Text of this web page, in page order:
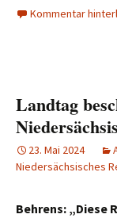
Kommentar
Landtag
23. Mai 2024
Niedersächsisches
Behrens: „Diese